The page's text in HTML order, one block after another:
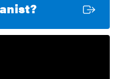
Extern länk